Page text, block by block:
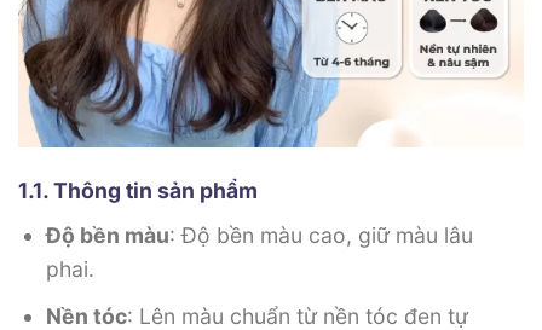
1.1. Thông tin sản phẩm
Độ bền màu: Độ bền màu cao, giữ màu lâu
phai.
Nền tóc: Lên màu chuẩn từ nền tóc đen tự